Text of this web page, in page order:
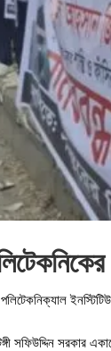
পলিটেকনিক্যাল
সফিউদ্দিন সরকার